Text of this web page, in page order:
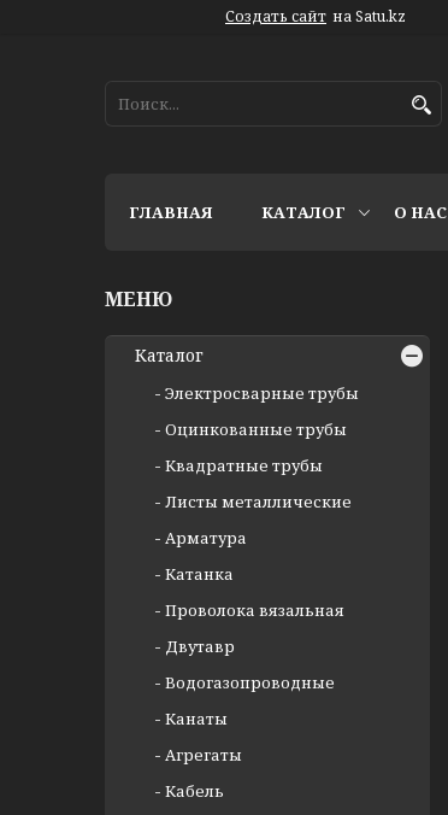
Создать сайт на Satu.kz
ГЛАВНАЯ КАТАЛОГ О НАС
Каталог
Электросварные трубы
Оцинкованные трубы
Квадратные трубы
Листы металлические
Арматура
Катанка
Проволока вязальная
Двутавр
Водогазопроводные
Канаты
Агрегаты
Кабель